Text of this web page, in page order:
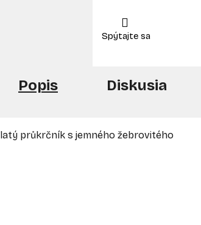
Popis Diskusia
průkrčník s jemného žebrovitého